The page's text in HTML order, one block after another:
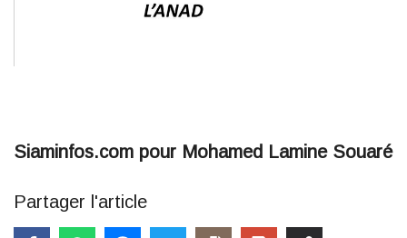
Siaminfos.com pour Mohamed Lamine Souaré
Partager l'article